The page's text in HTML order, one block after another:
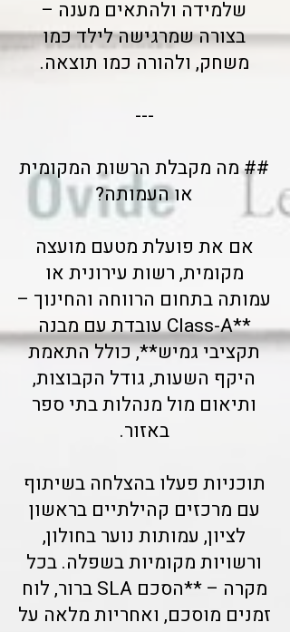
שלמידה ולהתאים מענה –
בצורה שמרגישה לילד כמו
משחק, ולהורה כמו תוצאה.
---
## מה מקבלת הרשות המקומית
או העמותה?
אם את פועלת מטעם מועצה
מקומית, רשות עירונית או
עמותה בתחום הרווחה והחינוך –
**Class-A עובדת עם מבנה
תקציבי גמיש**, כולל התאמת
היקף השעות, גודל הקבוצות,
ותיאום מול מנהלות בתי ספר
באזור.
תוכניות פעלו בהצלחה בשיתוף
עם מרכזים קהילתיים בראשון
לציון, עמותות נוער בחולון,
ורשויות מקומיות בשפלה. בכל
מקרה – **הסכם SLA ברור, לוח
זמנים מוסכם, ואחריות מלאה על